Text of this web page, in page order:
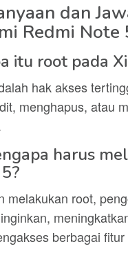
dan
Redmi Note
itu root pada
hak akses
menghapus, atau
harus
melakukan root,
berbagai